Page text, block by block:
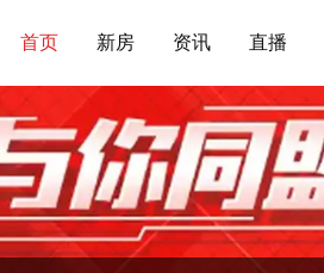
首页 新房 资讯 直播